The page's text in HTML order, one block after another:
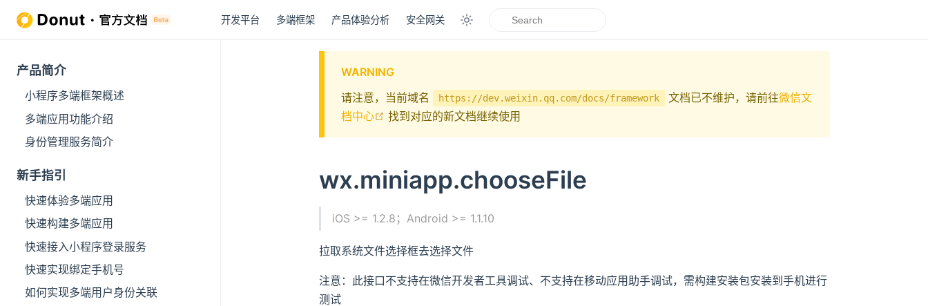
开发平台 多端框架 产品体验分析 安全网关
产品简介
小程序多端框架概述
多端应用功能介绍
身份管理服务简介
新手指引
快速体验多端应用
快速构建多端应用
快速接入小程序登录服务
快速实现绑定手机号
如何实现多端用户身份关联
WARNING
请注意，当前域名
https://dev.weixin.qq.com/docs/framework 文档已不维护，请前往微信文
档中心
open in new window
找到对应的新文档继续使用
wx.miniapp.chooseFile
iOS >= 1.2.8；Android >= 1.1.10
拉取系统文件选择框去选择文件
注意：此接口不支持在微信开发者工具调试、不支持在移动应用助手调试，需构建安装包安装到手机进行
测试